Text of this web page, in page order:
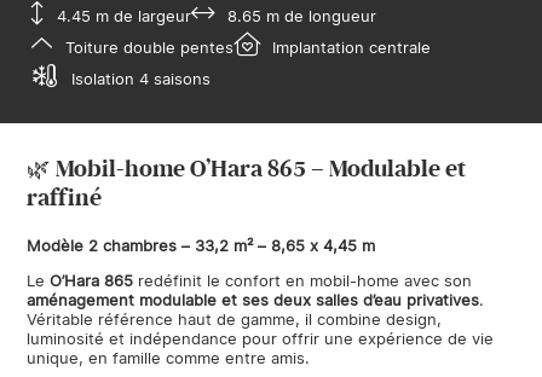
4.45 m de largeur
8.65 m de longueur
Toiture double pentes
Implantation centrale
Isolation 4 saisons
🌿 Mobil-home O’Hara 865 – Modulable et
raffiné
Modèle 2 chambres – 33,2 m² – 8,65 x 4,45 m
LeO’Hara 865 redéfinit le confort en mobil-home avec son
aménagement modulable et ses deux salles d’eau privatives.
Véritable référence haut de gamme, il combine design,
luminosité et indépendance pour offrir une expérience de vie
unique, en famille comme entre amis.